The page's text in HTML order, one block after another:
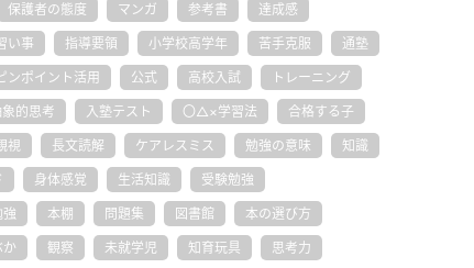
保護者の態度 マンガ 参考書 達成感
い事 指導要領 小学校高学年 苦手克服 通塾
ンポイント活用 公式 高校入試 トレーニング
的思考 入塾テスト 〇△×学習法 合格する子
視 長文読解 ケアレスミス 勉強の意味 知識
身体感覚 生活知識 受験勉強
本棚 問題集 図書館 本の選び方
か 観察 未就学児 知育玩具 思考力